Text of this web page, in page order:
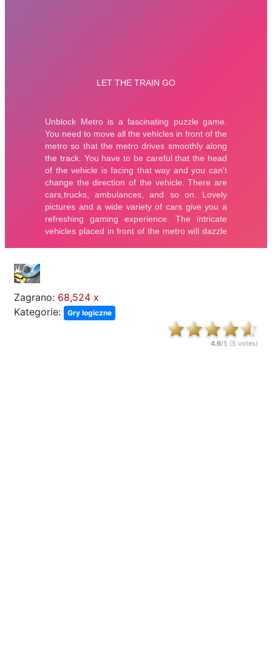
Zagrano: 68,524 x
Kategorie:
Gry logiczne
4.6/5 (5 votes)